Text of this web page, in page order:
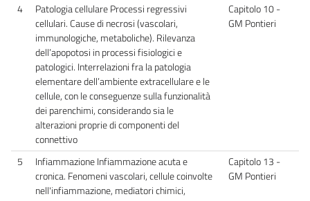
4
Patologia cellulare Processi regressivi
cellulari. Cause di necrosi (vascolari,
immunologiche, metaboliche). Rilevanza
dell’apopotosi in processi fisiologici e
patologici. Interrelazioni fra la patologia
elementare dell’ambiente extracellulare e le
cellule, con le conseguenze sulla funzionalità
dei parenchimi, considerando sia le
alterazioni proprie di componenti del
connettivo
Capitolo 10 -
GM Pontieri
5
Infiammazione Infiammazione acuta e
cronica. Fenomeni vascolari, cellule coinvolte
nell'infiammazione, mediatori chimici,
Capitolo 13 -
GM Pontieri